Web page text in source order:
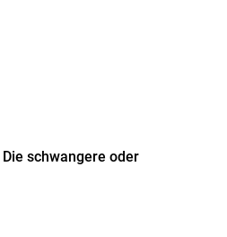
Die schwangere oder